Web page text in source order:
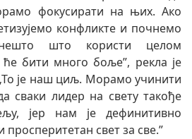
фокусирати на њих. Ако
конфликте и почнемо
што користи целом
ће бити много боље”, рекла је
је наш циљ. Морамо учинити
сваки лидер на свету такође
јер нам је дефинитивно
свет за све.”